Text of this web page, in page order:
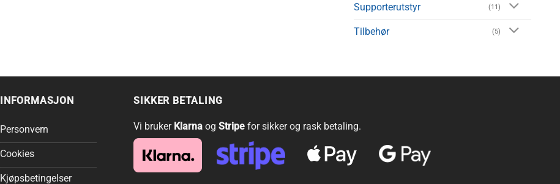
Supporterutstyr (11)
Tilbehør (5)
INFORMASJON
Personvern
Cookies
Kjøpsbetingelser
SIKKER BETALING
Vi bruker Klarna ogStripe for sikker og rask betaling.